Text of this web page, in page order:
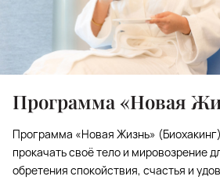
Программа «Новая
Программа «Новая Жизнь»
прокачать своё тело и мировозрение
обретения спокойствия, счастья и